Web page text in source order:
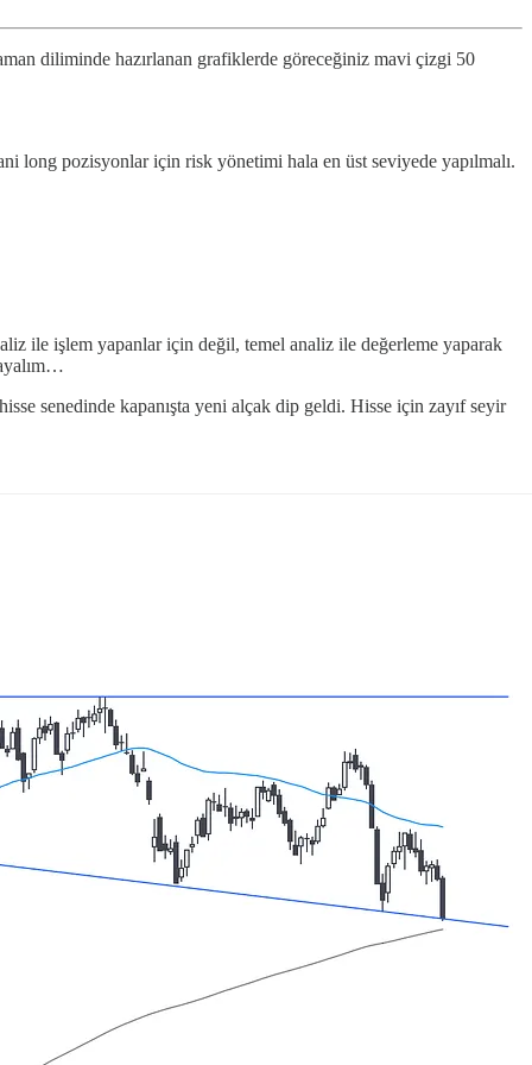
diliminde hazırlanan grafiklerde göreceğiniz mavi çizgi 50
long pozisyonlar için risk yönetimi hala en üst seviyede yapılmalı.
ile işlem yapanlar için değil, temel analiz ile değerleme yaparak
senedinde kapanışta yeni alçak dip geldi. Hisse için zayıf seyir